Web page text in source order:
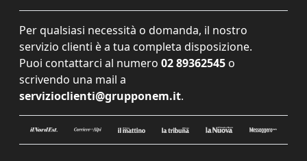
Per qualsiasi necessità o domanda, il nostro
servizio clienti è a tua completa disposizione.
Puoi contattarci al numero 02 89362545 o
scrivendo una mail a
servizioclienti@grupponem.it.